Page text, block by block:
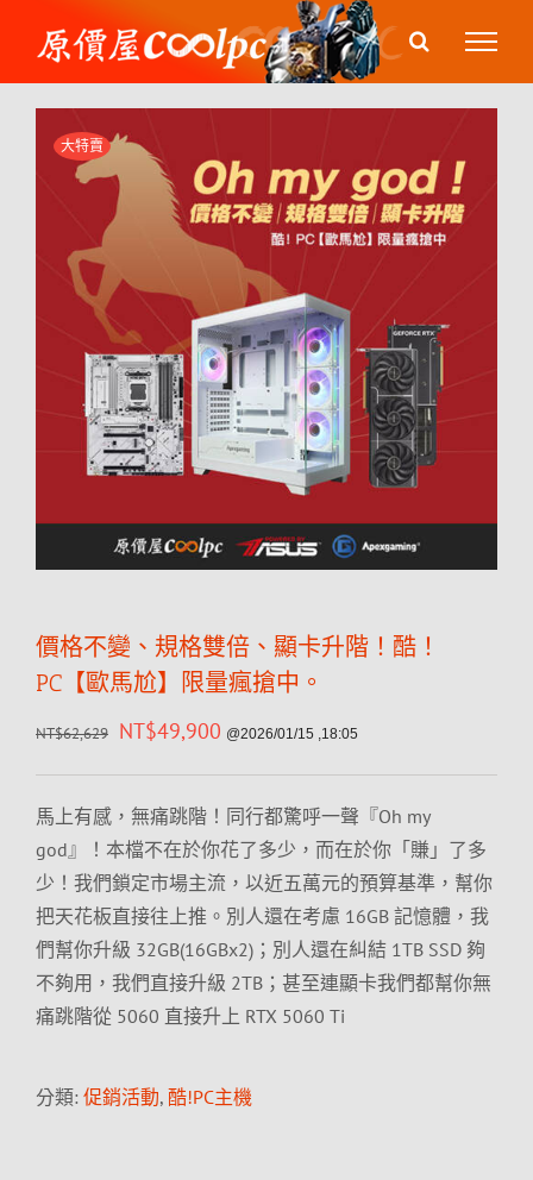
content
大特賣
價格不變、規格雙倍、顯卡升階！酷！
PC【歐馬尬】限量瘋搶中。
NT$62,629 NT$49,900 @2026/01/15 ,18:05
馬上有感，無痛跳階！同行都驚呼一聲『Oh my
god』！本檔不在於你花了多少，而在於你「賺」了多
少！我們鎖定市場主流，以近五萬元的預算基準，幫你
把天花板直接往上推。別人還在考慮 16GB 記憶體，我
們幫你升級 32GB(16GBx2)；別人還在糾結 1TB SSD 夠
不夠用，我們直接升級 2TB；甚至連顯卡我們都幫你無
痛跳階從 5060 直接升上 RTX 5060 Ti
分類: 促銷活動, 酷!PC主機